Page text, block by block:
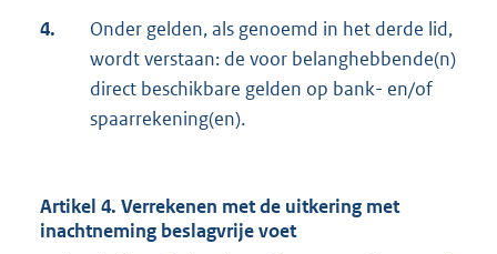
4.
Onder gelden, als genoemd in het derde lid,
wordt verstaan: de voor belanghebbende(n)
direct beschikbare gelden op bank- en/of
spaarrekening(en).
Artikel 4. Verrekenen met de uitkering met
inachtneming beslagvrije voet